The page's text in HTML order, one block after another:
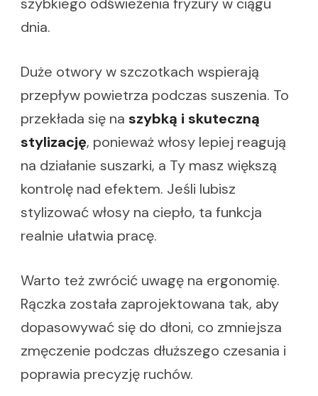
dnia.
Duże otwory w szczotkach wspierają
przepływ powietrza podczas suszenia. To
przekłada się na szybką i skuteczną
stylizację, ponieważ włosy lepiej reagują
na działanie suszarki, a Ty masz większą
kontrolę nad efektem. Jeśli lubisz
stylizować włosy na ciepło, ta funkcja
realnie ułatwia pracę.
Warto też zwrócić uwagę na ergonomię.
Rączka została zaprojektowana tak, aby
dopasowywać się do dłoni, co zmniejsza
zmęczenie podczas dłuższego czesania i
poprawia precyzję ruchów.